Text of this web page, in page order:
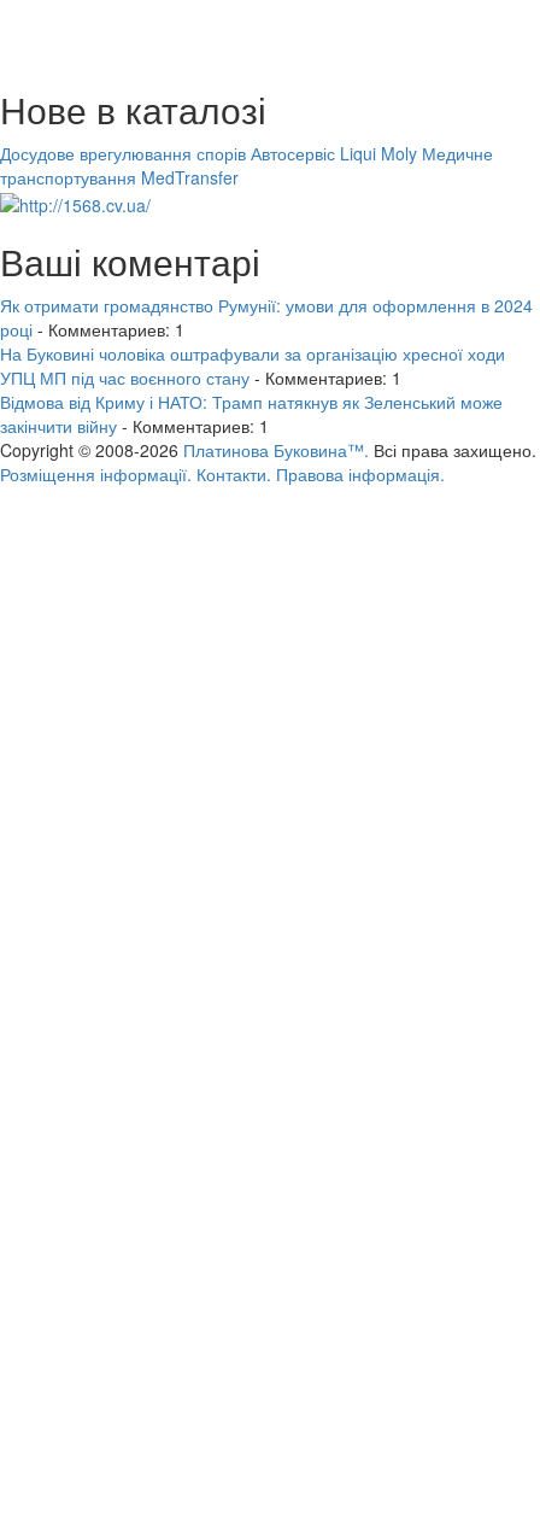
Нове в каталозі
Досудове врегулювання спорів Автосервіс Liqui Moly Медичне
транспортування MedTransfer
Ваші коментарі
Як отримати громадянство Румунії: умови для оформлення в 2024
році - Комментариев: 1
На Буковині чоловіка оштрафували за організацію хресної ходи
УПЦ МП під час воєнного стану - Комментариев: 1
Відмова від Криму і НАТО: Трамп натякнув як Зеленський може
закінчити війну - Комментариев: 1
Copyright © 2008-2026 Платинова Буковина™. Всі права захищено.
Розміщення інформації. Контакти. Правова інформація.